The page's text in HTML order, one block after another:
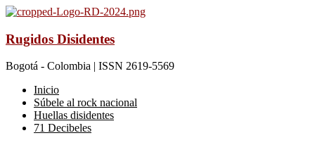
Rugidos Disidentes
Bogotá - Colombia | ISSN 2619-5569
Inicio
Súbele al rock nacional
Huellas disidentes
71 Decibeles